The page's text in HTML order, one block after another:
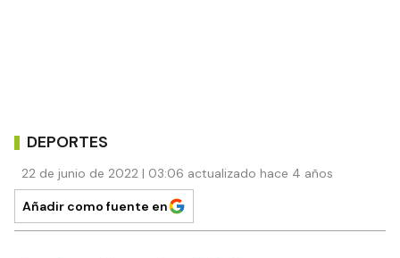
DEPORTES
22 de junio de 2022 | 03:06 actualizado hace 4 años
Añadir como fuente en